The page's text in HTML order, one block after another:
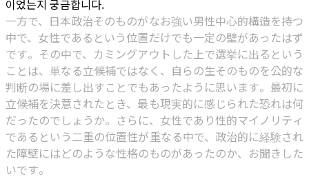
이었는지 궁금합니다.
一方で、日本政治そのものがなお強い男性中心的構造を持つ
中で、女性であるという位置だけでも一定の壁があったはず
です。その中で、カミングアウトした上で選挙に出るという
ことは、単なる立候補ではなく、自らの生そのものを公的な
判断の場に差し出すことでもあったように思います。最初に
立候補を決意されたとき、最も現実的に感じられた恐れは何
だったのでしょうか。さらに、女性であり性的マイノリティ
であるという二重の位置性が重なる中で、政治的に経験され
た障壁にはどのような性格のものがあったのか、お聞きした
いです。